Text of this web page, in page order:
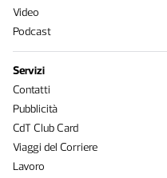
Video
Podcast
Servizi
Contatti
Pubblicità
CdT Club Card
Viaggi del Corriere
Lavoro